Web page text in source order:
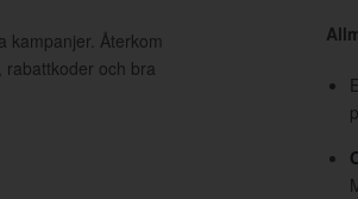
kampanjer. Återkom
och bra